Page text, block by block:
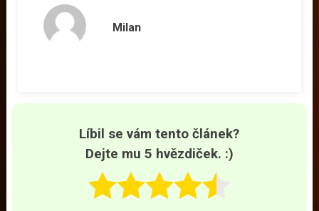
Milan
Líbil se vám tento článek?
Dejte mu 5 hvězdiček. :)